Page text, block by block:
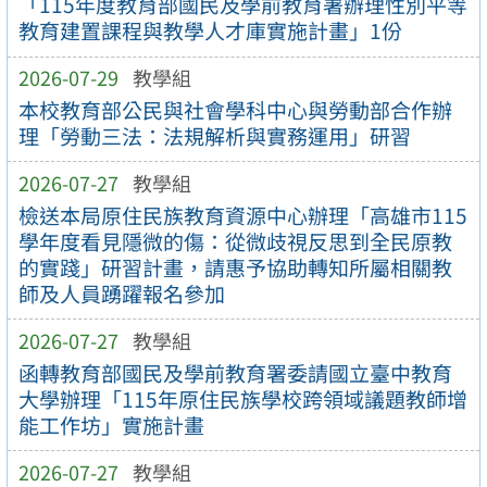
教育建置課程與教學人才庫實施計畫」1份
2026-07-29 教學組
本校教育部公民與社會學科中心與勞動部合作辦
理「勞動三法：法規解析與實務運用」研習
2026-07-27 教學組
檢送本局原住民族教育資源中心辦理「高雄市115
學年度看見隱微的傷：從微歧視反思到全民原教
的實踐」研習計畫，請惠予協助轉知所屬相關教
師及人員踴躍報名參加
2026-07-27 教學組
函轉教育部國民及學前教育署委請國立臺中教育
大學辦理「115年原住民族學校跨領域議題教師增
能工作坊」實施計畫
2026-07-27 教學組